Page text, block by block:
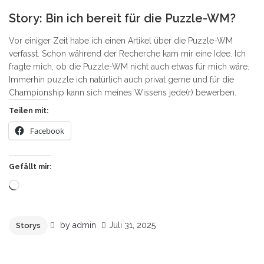
Story: Bin ich bereit für die Puzzle-WM?
Vor einiger Zeit habe ich einen Artikel über die Puzzle-WM
verfasst. Schon während der Recherche kam mir eine Idee. Ich
fragte mich, ob die Puzzle-WM nicht auch etwas für mich wäre.
Immerhin puzzle ich natürlich auch privat gerne und für die
Championship kann sich meines Wissens jede(r) bewerben.
Teilen mit:
Facebook
Gefällt mir:
Wird
Storys by admin Juli 31, 2025